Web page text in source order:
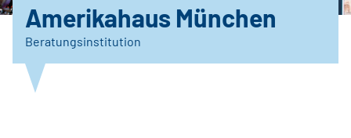
Amerikahaus München
Beratungsinstitution